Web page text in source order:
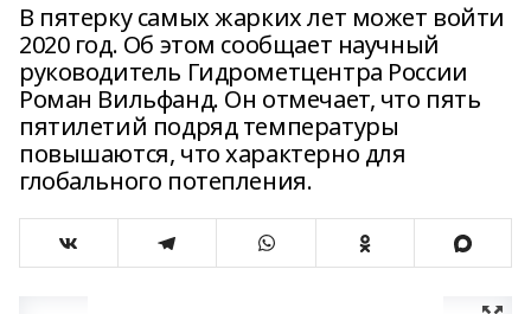
В пятерку самых жарких лет может войти
2020 год. Об этом сообщает научный
руководитель Гидрометцентра России
Роман Вильфанд. Он отмечает, что пять
пятилетий подряд температуры
повышаются, что характерно для
глобального потепления.